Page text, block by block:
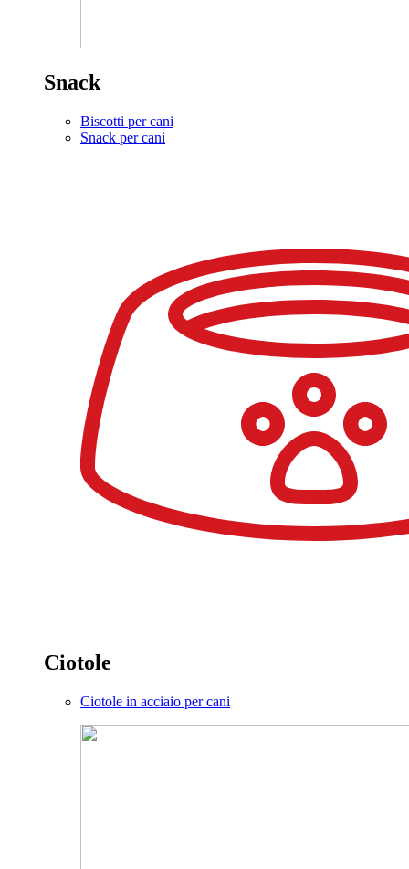
Snack
Biscotti per cani
Snack per cani
Ciotole
Ciotole in acciaio per cani